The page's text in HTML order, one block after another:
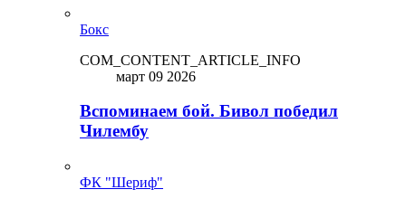
Бокс
COM_CONTENT_ARTICLE_INFO
март 09 2026
Вспоминаем бой. Бивол победил
Чилембу
ФК "Шериф"